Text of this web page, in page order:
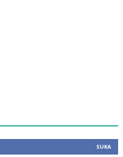
SUKA